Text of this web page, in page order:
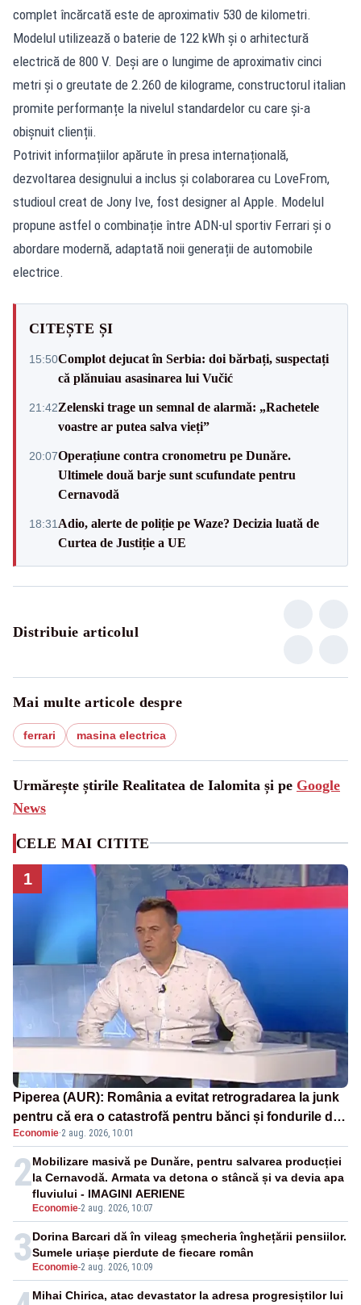
complet încărcată este de aproximativ 530 de kilometri.
Modelul utilizează o baterie de 122 kWh și o arhitectură
electrică de 800 V. Deși are o lungime de aproximativ cinci
metri și o greutate de 2.260 de kilograme, constructorul italian
promite performanțe la nivelul standardelor cu care și-a
obișnuit clienții.
Potrivit informațiilor apărute în presa internațională,
dezvoltarea designului a inclus și colaborarea cu LoveFrom,
studioul creat de Jony Ive, fost designer al Apple. Modelul
propune astfel o combinație între ADN-ul sportiv Ferrari și o
abordare modernă, adaptată noii generații de automobile
electrice.
CITEȘTE ȘI
15:50Complot dejucat în Serbia: doi bărbați, suspectați
că plănuiau asasinarea lui Vučić
21:42Zelenski trage un semnal de alarmă: „Rachetele
voastre ar putea salva vieți”
20:07Operațiune contra cronometru pe Dunăre.
Ultimele două barje sunt scufundate pentru
Cernavodă
18:31 Adio, alerte de poliție pe Waze? Decizia luată de
Curtea de Justiție a UE
Distribuie articolul
Mai multe articole despre
ferrari masina electrica
Urmărește știrile Realitatea de Ialomita și pe Google
News
CELE MAI CITITE
1
Piperea (AUR): România a evitat retrogradarea la junk
pentru că era o catastrofă pentru bănci și fondurile de
pensii
Economie·2 aug. 2026, 10:01
2
Economie-2 aug. 2026, 10:07
Mobilizare masivă pe Dunăre, pentru salvarea producției
la Cernavodă. Armata va detona o stâncă și va devia apa
fluviului - IMAGINI AERIENE
3 Economie-2 aug. 2026, 10:09
Dorina Barcari dă în vileag șmecheria înghețării pensiilor.
Sumele uriașe pierdute de fiecare român
Mihai Chirica, atac devastator la adresa progresiștilor lui